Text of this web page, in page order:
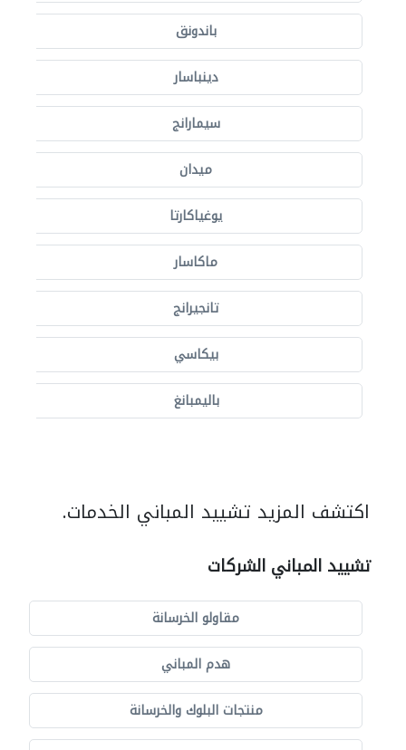
باندونق
دينباسار
سيمارانج
ميدان
يوغياكارتا
ماكاسار
تانجيرانج
بيكاسي
باليمبانغ
اكتشف المزيد تشييد المباني الخدمات.
تشييد المباني الشركات
مقاولو الخرسانة
هدم المباني
منتجات البلوك والخرسانة